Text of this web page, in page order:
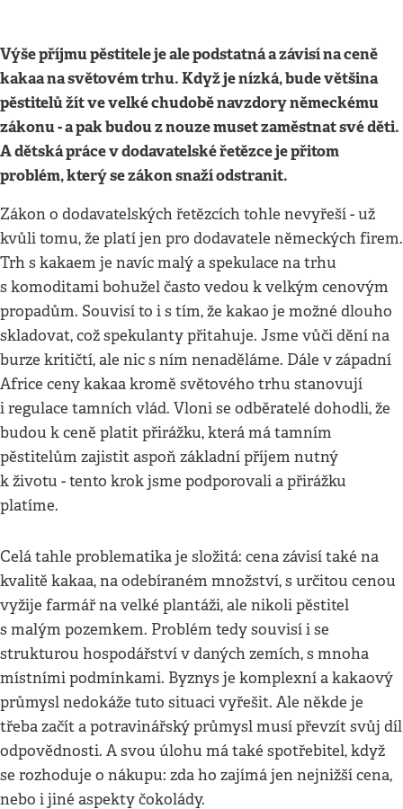
Výše příjmu pěstitele je ale podstatná a závisí na ceně
kakaa na světovém trhu. Když je nízká, bude většina
pěstitelů žít ve velké chudobě navzdory německému
zákonu - a pak budou z nouze muset zaměstnat své děti.
A dětská práce v dodavatelské řetězce je přitom
problém, který se zákon snaží odstranit.
Zákon o dodavatelských řetězcích tohle nevyřeší - už
kvůli tomu, že platí jen pro dodavatele německých firem.
Trh s kakaem je navíc malý a spekulace na trhu
s komoditami bohužel často vedou k velkým cenovým
propadům. Souvisí to i s tím, že kakao je možné dlouho
skladovat, což spekulanty přitahuje. Jsme vůči dění na
burze kritičtí, ale nic s ním nenaděláme. Dále v západní
Africe ceny kakaa kromě světového trhu stanovují
i regulace tamních vlád. Vloni se odběratelé dohodli, že
budou k ceně platit přirážku, která má tamním
pěstitelům zajistit aspoň základní příjem nutný
k životu - tento krok jsme podporovali a přirážku
platíme.
Celá tahle problematika je složitá: cena závisí také na
kvalitě kakaa, na odebíraném množství, s určitou cenou
vyžije farmář na velké plantáži, ale nikoli pěstitel
s malým pozemkem. Problém tedy souvisí i se
strukturou hospodářství v daných zemích, s mnoha
místními podmínkami. Byznys je komplexní a kakaový
průmysl nedokáže tuto situaci vyřešit. Ale někde je
třeba začít a potravinářský průmysl musí převzít svůj díl
odpovědnosti. A svou úlohu má také spotřebitel, když
se rozhoduje o nákupu: zda ho zajímá jen nejnižší cena,
nebo i jiné aspekty čokolády.